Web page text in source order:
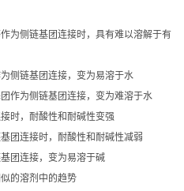
为侧链基团连接时，具有难以溶解于有
侧链基团连接，变为易溶于水
作为侧链基团连接，变为难溶于水
时，耐酸性和耐碱性变强
团连接时，耐酸性和耐碱性减弱
团连接，变为易溶于碱
的溶剂中的趋势